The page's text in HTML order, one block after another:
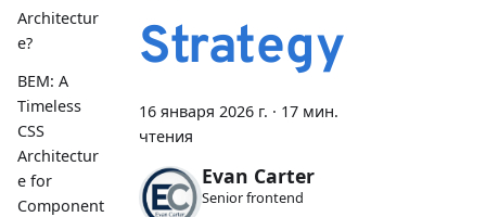
Architectur
e?
BEM: A
Timeless
CSS
Architectur
e for
Component
Strategy
16 января 2026 г. · 17 мин.
чтения
Evan Carter
Senior frontend